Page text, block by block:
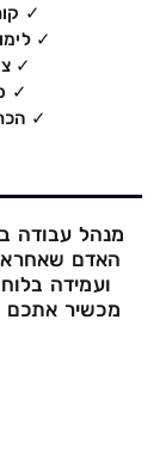
✓
✓
✓
✓
✓
מנהל עבודה
האדם
ועמידה
מכשיר אתכם